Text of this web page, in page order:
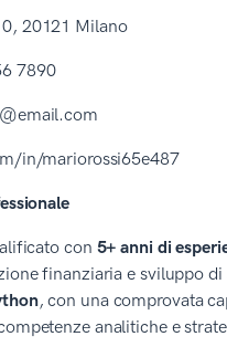
20121 Milano
7890
in/mariorossi65e487
con 5+ anni di
finanziaria e sviluppo
, con una comprovata
analitiche e